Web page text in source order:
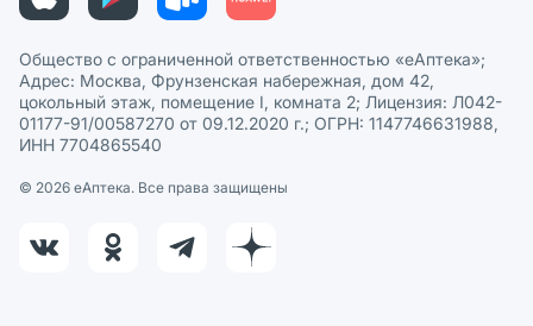
Общество с ограниченной ответственностью «еАптека»;
Адрес: Москва, Фрунзенская набережная, дом 42,
цокольный этаж, помещение I, комната 2; Лицензия: Л042-
01177-91/00587270 от 09.12.2020 г.; ОГРН: 1147746631988,
ИНН 7704865540
© 2026 eАптека. Все права защищены